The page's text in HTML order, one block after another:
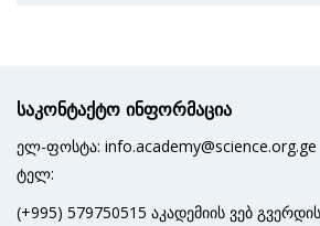
საკონტაქტო ინფორმაცია
ელ-ფოსტა: info.academy@science.org.ge
ტელ:
(+995) 579750515 აკადემიის ვებ